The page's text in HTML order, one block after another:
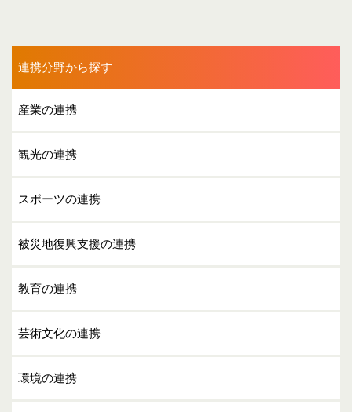
連携分野から探す
産業の連携
観光の連携
スポーツの連携
被災地復興支援の連携
教育の連携
芸術文化の連携
環境の連携